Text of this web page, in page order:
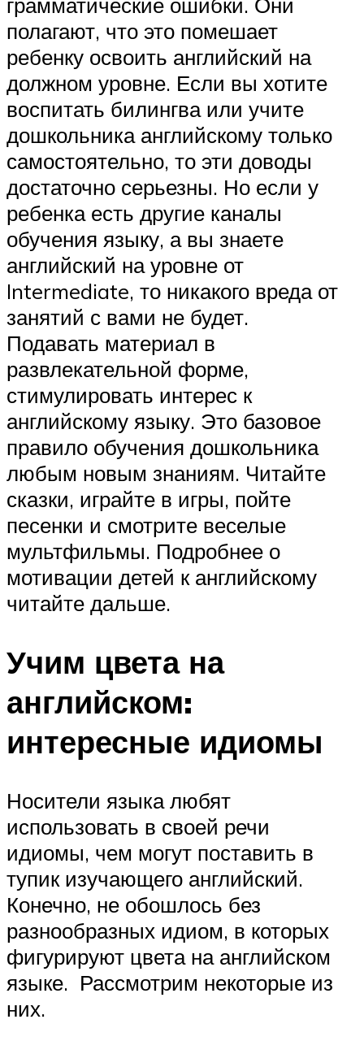
полагают, что это помешает
ребенку освоить английский на
должном уровне. Если вы хотите
воспитать билингва или учите
дошкольника английскому только
самостоятельно, то эти доводы
достаточно серьезны. Но если у
ребенка есть другие каналы
обучения языку, а вы знаете
английский на уровне от
Intermediate, то никакого вреда от
занятий с вами не будет.
Подавать материал в
развлекательной форме,
стимулировать интерес к
английскому языку. Это базовое
правило обучения дошкольника
любым новым знаниям. Читайте
сказки, играйте в игры, пойте
песенки и смотрите веселые
мультфильмы. Подробнее о
мотивации детей к английскому
читайте дальше.
Учим цвета на
английском:
интересные идиомы
Носители языка любят
использовать в своей речи
идиомы, чем могут поставить в
тупик изучающего английский.
Конечно, не обошлось без
разнообразных идиом, в которых
фигурируют цвета на английском
языке. Рассмотрим некоторые из
них.